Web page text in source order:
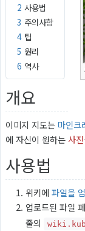
2 사용법
3 주의사항
4 팁
5 원리
6 역사
개요
이미지 지도는 마인크
에 자신이 원하는사진
사용법
위키에 파일을
업로드된 파일
줄의